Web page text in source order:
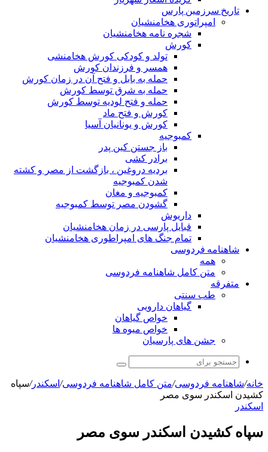
تاریخ سرزمین پارس
امپراتوری هخامنشیان
شجره نامه هخامنشیان
کورش
تولد و کودکی کورش هخامنشی
همسر و فرزندان کورش
حمله به بابل و فتح آن در زمان کورش
حمله به شرق توسط کورش
حمله و فتح لودیه توسط کورش
کورش و فتح ماد
کورش و یونانیان آسیا
کمبوجیه
باز جستن کین پدر
برادر کشی
بردیه دروغین ، بازگشت از مصر و کشته
شدن کمبوجیه
کمبوجیه و مغان
گشودن مصر توسط کمبوجیه
داریوش
قبایل پارسی در زمان هخامنشیان
تمام جنگ های امپراطوری هخامنشیان
شاهنامه فردوسی
همه
متن کامل شاهنامه فردوسی
متفرقه
طب سنتی
گیاهان دارویی
خواص گیاهان
خواص میوه ها
جشن های پارسیان
جستجو
برای
خانه/شاهنامه فردوسی/متن کامل شاهنامه فردوسی/ اسکندر/سپاه
کشیدن اسکندر سوى مصر
اسکندر
سپاه کشیدن اسکندر سوى مصر